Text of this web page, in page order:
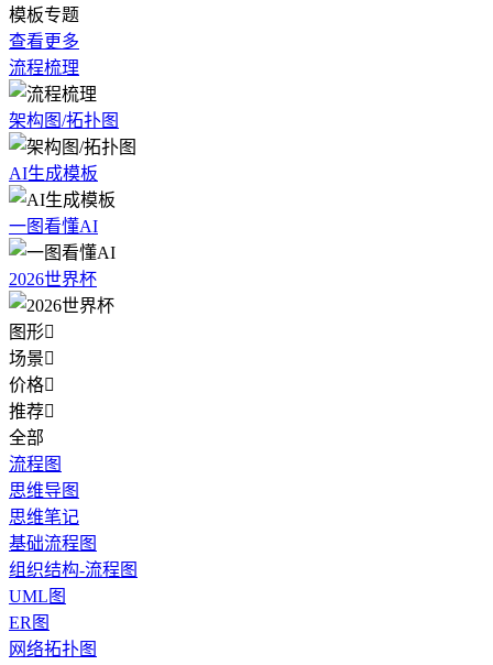
模板专题
查看更多
流程梳理
架构图/拓扑图
AI生成模板
一图看懂AI
2026世界杯
图形
场景
价格
推荐
全部
流程图
思维导图
思维笔记
基础流程图
组织结构-流程图
UML图
ER图
网络拓扑图